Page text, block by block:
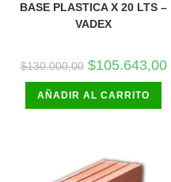
BASE PLASTICA X 20 LTS –
VADEX
$130.000,00 El
precio
original
era:
$130.000,00.
$105.643,00El
AÑADIR AL CARRITO